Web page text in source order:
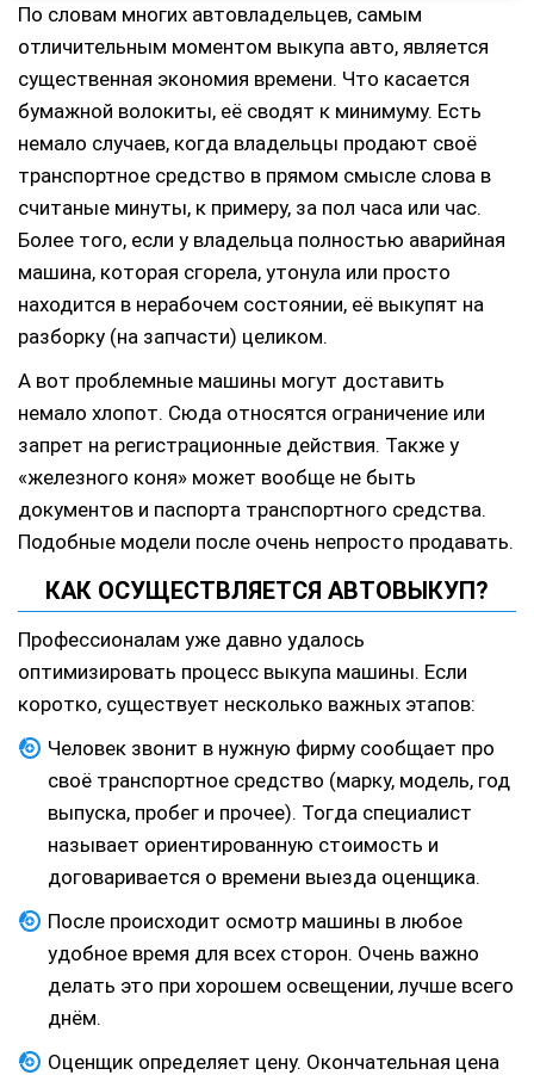
По словам многих автовладельцев, самым
отличительным моментом выкупа авто, является
существенная экономия времени. Что касается
бумажной волокиты, её сводят к минимуму. Есть
немало случаев, когда владельцы продают своё
транспортное средство в прямом смысле слова в
считаные минуты, к примеру, за пол часа или час.
Более того, если у владельца полностью аварийная
машина, которая сгорела, утонула или просто
находится в нерабочем состоянии, её выкупят на
разборку (на запчасти) целиком.
А вот проблемные машины могут доставить
немало хлопот. Сюда относятся ограничение или
запрет на регистрационные действия. Также у
«железного коня» может вообще не быть
документов и паспорта транспортного средства.
Подобные модели после очень непросто продавать.
КАК ОСУЩЕСТВЛЯЕТСЯ АВТОВЫКУП?
Профессионалам уже давно удалось
оптимизировать процесс выкупа машины. Если
коротко, существует несколько важных этапов:
Человек звонит в нужную фирму сообщает про
своё транспортное средство (марку, модель, год
выпуска, пробег и прочее). Тогда специалист
называет ориентированную стоимость и
договаривается о времени выезда оценщика.
После происходит осмотр машины в любое
удобное время для всех сторон. Очень важно
делать это при хорошем освещении, лучше всего
днём.
Оценщик определяет цену. Окончательная цена